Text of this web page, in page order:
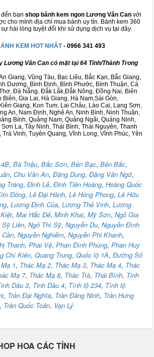
bạn shop bánh kem ngon Lương Văn Can với
cho mình địa chỉ mua bánh uy tín. Bánh kem 360
hài lòng tuyệt đối khi sử dụng dịch vụ tại đây.
KEM HOT NHẤT- 0966 341 493
Lương Văn Can có mặt tại 64 Tỉnh/Thành Trong
Giang, Vũng Tàu, Bạc Liêu, Bắc Kạn, Bắc Giang,
Dương, Bình Định, Bình Phước, Bình Thuận, Cà
Đà Nẵng, Đắk Lắk,Đắk Nông, Đồng Nai, Biên
Gia Lai, Hà Giang, Hà Nam,Sài Gòn,
Giang, Kon Tum, Lai Châu, Lào Cai, Lạng Sơn,
An, Nam Định, Nghệ An, Ninh Bình, Ninh Thuận,
Bình, Quảng Nam, Quảng Ngãi, Quảng Ninh,
La, Tây Ninh, Thái Bình, Thái Nguyên, Thanh
Trà Vinh, Tuyên Quang, Vĩnh Long, Vĩnh Phúc, Yên
4B, Bà Triệu, Bắc Sơn, Bến Bạc, Bến Bắc,
, Chu Văn An, Đặng Dung, Đặng Văn Ngữ,
Tráng, Đinh Lễ, Đinh Tiên Hoàng, Hoàng Quốc
Đồng, Lê Đại Hành, Lê Hồng Phong, Lê Hữu
, Lương Định Của, Lương Thế Vinh, Lương
, Mai Hắc Đế, Minh Khai, Mỹ Sơn, Ngô Gia
Sỹ Liên, Ngô Thì Sỹ, Nguyễn Du, Nguyễn Đình
, Nguyễn Nghiễm, Nguyễn Phi Khanh,
Thanh, Phai Vệ, Phan Đình Phùng, Phan Huy
Chí Kiên, Quang Trung, Quốc lộ 1A, Đường Số
1, Thác Mạ 2, Thác Mạ 3, Thác Mạ 4, Thác
Mạ 7, Thác Mạ 8, Thác Trà, Thái Bình, Tinh
Dầu 3, Tinh Dầu 4, Tỉnh lộ 234, Tỉnh lộ
, Trần Đại Nghĩa, Trần Đăng Ninh, Trần Hưng
, Trần Quốc Toản, Vạn Lý
HOA CÁC TỈNH